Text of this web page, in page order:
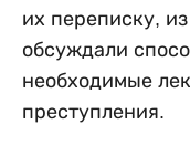
их переписку,
обсуждали
необходимые
преступления.